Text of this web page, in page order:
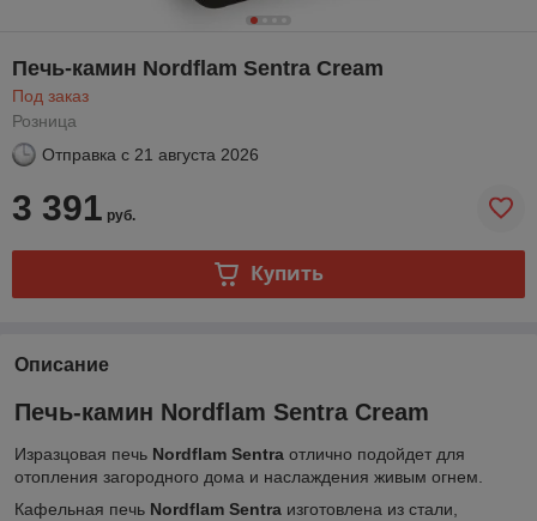
Печь-камин Nordflam Sentra Cream
Под заказ
Розница
Отправка с 21 августа 2026
3 391 руб.
Купить
Описание
Печь-камин Nordflam Sentra Cream
Изразцовая печь Nordflam Sentra отлично подойдет для
отопления загородного дома и наслаждения живым огнем.
Кафельная печь Nordflam Sentra изготовлена из стали,